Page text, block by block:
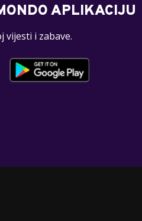
APLIKACIJU
vijesti i zabave.